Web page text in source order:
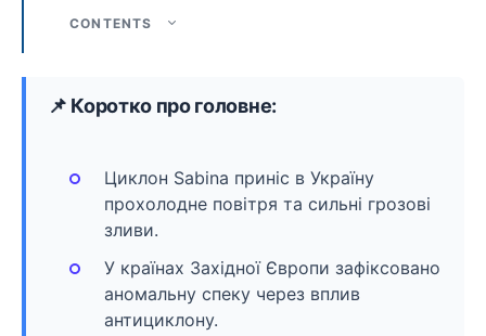
CONTENTS
📌 Коротко про головне:
Циклон Sabina приніс в Україну
прохолодне повітря та сильні грозові
зливи.
У країнах Західної Європи зафіксовано
аномальну спеку через вплив
антициклону.